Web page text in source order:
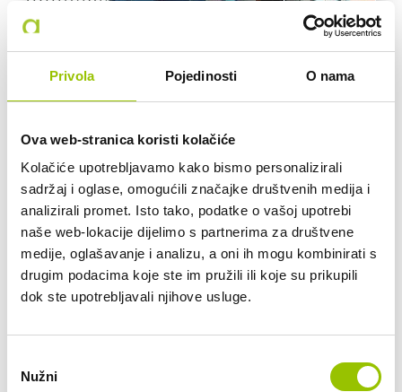
Privola Pojedinosti O nama
Ova web-stranica koristi kolačiće
Kolačiće upotrebljavamo kako bismo personalizirali
sadržaj i oglase, omogućili značajke društvenih medija i
analizirali promet. Isto tako, podatke o vašoj upotrebi
naše web-lokacije dijelimo s partnerima za društvene
medije, oglašavanje i analizu, a oni ih mogu kombinirati s
drugim podacima koje ste im pružili ili koje su prikupili
dok ste upotrebljavali njihove usluge.
pristanka
Nužni
Opel
OPEL KARL 1.0i
812072/ZG2305HU+